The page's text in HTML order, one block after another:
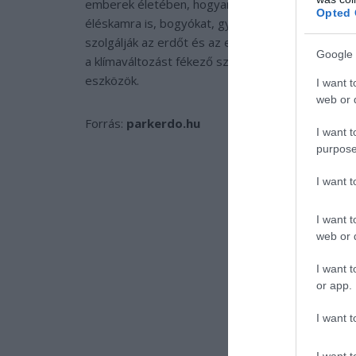
Opted
Google
I want
web or
I want
I want
I want
web or
I want
or app.
I want
emberek életében, hogyan kezdődik az erdő
éléskamra is, bogyókat, gyümölcsöket és
szolgálják az erdőt és az embereket: a holtfák az
a klímaváltozást fékező szénmegkötők, hanem
eszközök.
Forrás: parkerdo.hu